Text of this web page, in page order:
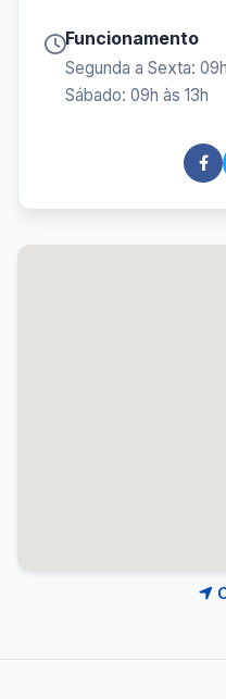
Funcionamento
Segunda a Sexta:
Sábado: 09h às 13h